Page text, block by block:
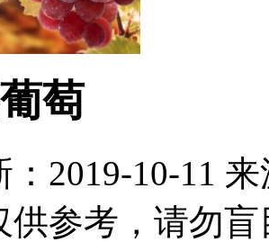
萄
2019-10-11 来
供参考，请勿盲